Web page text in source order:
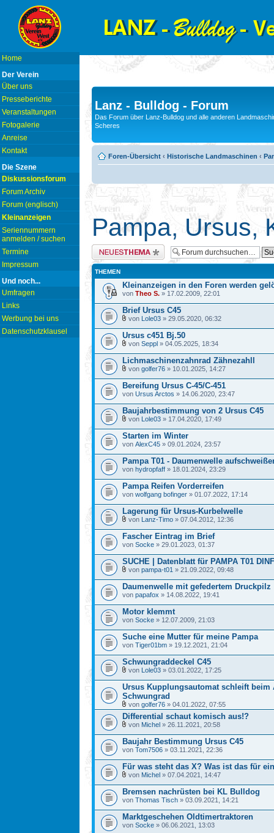
Home
Der Verein
Über uns
Presseberichte
Veranstaltungen
Fotogalerie
Anreise
Kontakt
Die Szene
Diskussionsforum
Forum Archiv
Forum (englisch)
Kleinanzeigen
Seriennummern
anmelden / suchen
Termine
Impressum
Und noch...
Umfragen
Links
Werbung bei uns
Datenschutzklausel
Lanz - Bulldog - Forum
Das Forum über Lanz-Bulldog und alle anderen
Scheres
Foren-Übersicht ‹ Historische Landmaschinen ‹
Pampa, Ursus,
Neues Thema erstellen
THEMEN
Kleinanzeigen in den Foren werden
von Theo S. » 17.02.2009, 22:01
Brief Ursus C45
von Lole03 » 29.05.2020, 06:32
Ursus c451 Bj.50
von Seppl » 04.05.2025, 18:34
Lichmaschinenzahnrad Zähnezahll
von golfer76 » 10.01.2025, 14:27
Bereifung Ursus C-45/C-451
von Ursus Arctos » 14.06.2020, 23:47
Baujahrbestimmung von 2 Ursus C45
von Lole03 » 17.04.2020, 17:49
Starten im Winter
von AlexC45 » 09.01.2024, 23:57
Pampa T01 - Daumenwelle
von hydropfaff » 18.01.2024, 23:29
Pampa Reifen Vorderreifen
von wolfgang bofinger » 01.07.2022, 17:14
Lagerung für Ursus-Kurbelwelle
von Lanz-Timo » 07.04.2012, 12:36
Fascher Eintrag im Brief
von Socke » 29.01.2023, 01:37
SUCHE | Datenblatt für PAMPA T01
von pampa-t01 » 21.09.2022, 09:48
Daumenwelle mit gefedertem Druckpilz
von papafox » 14.08.2022, 19:41
Motor klemmt
von Socke » 12.07.2009, 21:03
Suche eine Mutter für meine Pampa
von Tiger01bm » 19.12.2021, 21:04
Schwungraddeckel C45
von Lole03 » 03.01.2022, 17:25
Ursus Kupplungsautomat schleift beim
Schwungrad
von golfer76 » 04.01.2022, 07:55
Differential schaut komisch aus!?
von Michel » 26.11.2021, 20:58
Baujahr Bestimmung Ursus C45
von Tom7506 » 03.11.2021, 22:36
Für was steht das X? Was ist das für
von Michel » 07.04.2021, 14:47
Bremsen nachrüsten bei KL Bulldog
von Thomas Tisch » 03.09.2021, 14:21
Marktgeschehen Oldtimertraktoren
von Socke » 06.06.2021, 13:03